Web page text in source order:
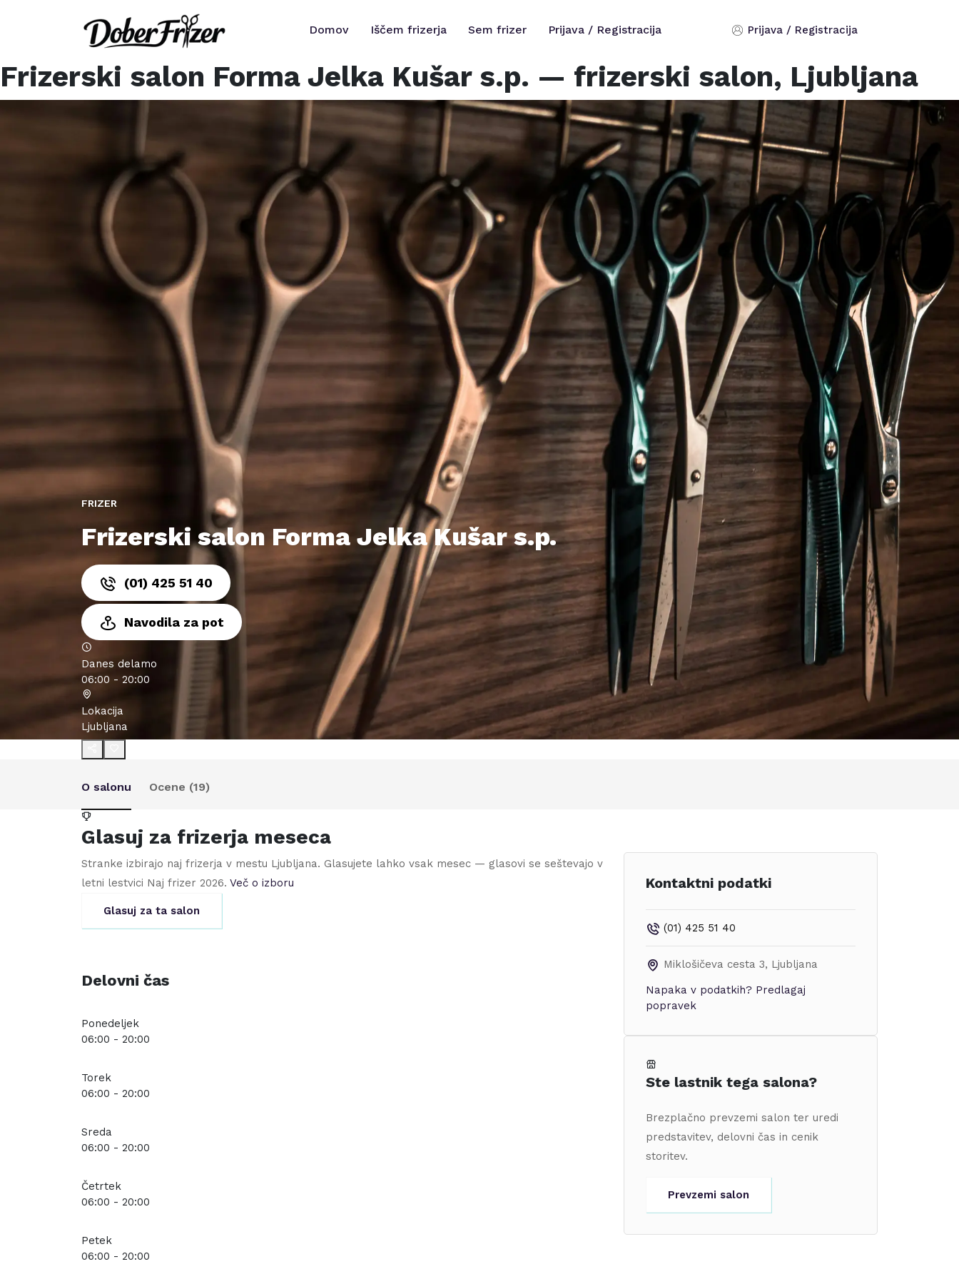
Domov Iščem frizerja Sem frizer Prijava / Registracija Prijava / Registracija
Frizerski salon Forma Jelka Kušar s.p. — frizerski salon, Ljubljana
FRIZER
Frizerski salon Forma Jelka Kušar s.p.
(01) 425 51 40
Navodila za pot
Danes delamo
06:00 - 20:00
Lokacija
Ljubljana
O salonu Ocene (19)
Glasuj za frizerja meseca
Stranke izbirajo naj frizerja v mestu Ljubljana. Glasujete lahko vsak mesec — glasovi se seštevajo v
letni lestvici Naj frizer 2026. Več o izboru
Glasuj za ta salon
Delovni čas
Ponedeljek
06:00 - 20:00
Torek
06:00 - 20:00
Sreda
06:00 - 20:00
Četrtek
06:00 - 20:00
Petek
06:00 - 20:00
Kontaktni podatki
(01) 425 51 40
Miklošičeva cesta 3, Ljubljana
Napaka v podatkih? Predlagaj
popravek
Ste lastnik tega salona?
Brezplačno prevzemi salon ter uredi
predstavitev, delovni čas in cenik
storitev.
Prevzemi salon